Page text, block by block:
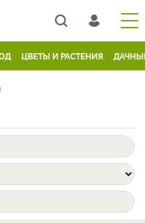
ЦВЕТЫ И РАСТЕНИЯ